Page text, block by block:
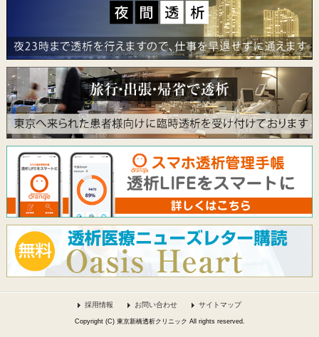
採用情報 お問い合わせ サイトマップ
Copyright (C) 東京新橋透析クリニック All rights reserved.